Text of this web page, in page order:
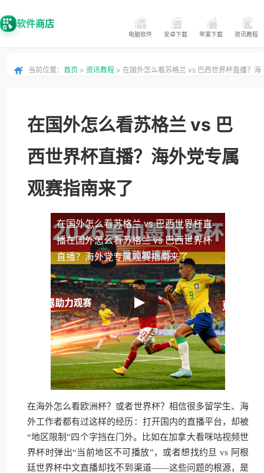
软件商店
电脑软件 安卓下载 苹果下载 资讯教程
当前位置： 首页 > 资讯教程 > 在国外怎么看苏格兰 vs 巴西世界杯直播？海
在国外怎么看苏格兰 vs 巴
西世界杯直播？海外党专属
观赛指南来了
在国外怎么看苏格兰 vs 巴西世界杯直
播在国外怎么看苏格兰 vs 巴西世界杯
直播？海外党专属观赛指南来了
在海外怎么看欧洲杯？或者世界杯？相信很多留学生、海
外工作者都有过这样的经历：打开国内的直播平台，却被
“地区限制”四个字挡在门外。比如在加拿大看咪咕视频世
界杯时弹出“当前地区不可播放”，或者想找约旦 vs 阿根
廷世界杯中文直播却找不到渠道——这些问题的根源，是